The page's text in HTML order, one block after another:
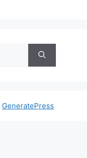
GeneratePress